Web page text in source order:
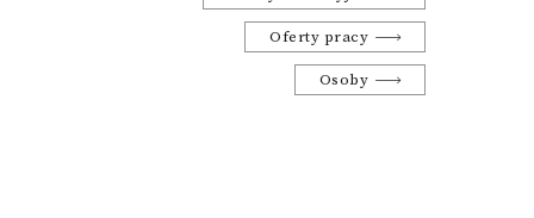
Oferty pracy
Osoby